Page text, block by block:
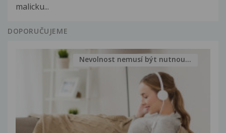
malicku...
DOPORUČUJEME
Nevolnost nemusí být nutnou...